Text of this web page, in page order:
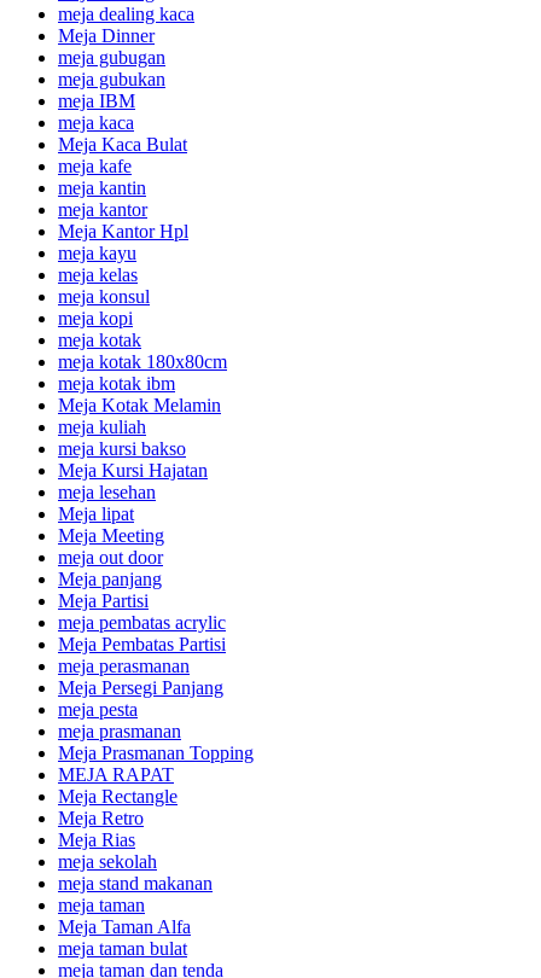
meja dealing kaca
Meja Dinner
meja gubugan
meja gubukan
meja IBM
meja kaca
Meja Kaca Bulat
meja kafe
meja kantin
meja kantor
Meja Kantor Hpl
meja kayu
meja kelas
meja konsul
meja kopi
meja kotak
meja kotak 180x80cm
meja kotak ibm
Meja Kotak Melamin
meja kuliah
meja kursi bakso
Meja Kursi Hajatan
meja lesehan
Meja lipat
Meja Meeting
meja out door
Meja panjang
Meja Partisi
meja pembatas acrylic
Meja Pembatas Partisi
meja perasmanan
Meja Persegi Panjang
meja pesta
meja prasmanan
Meja Prasmanan Topping
MEJA RAPAT
Meja Rectangle
Meja Retro
Meja Rias
meja sekolah
meja stand makanan
meja taman
Meja Taman Alfa
meja taman bulat
meja taman dan tenda